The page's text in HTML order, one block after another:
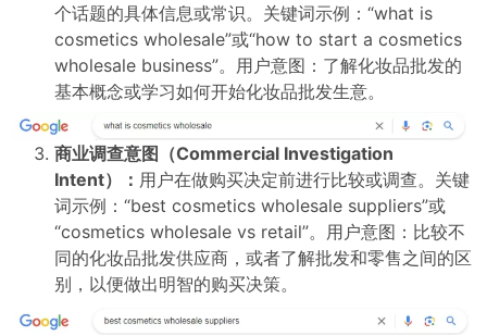
个话题的具体信息或常识。关键词示例：“what is
cosmetics wholesale”或“how to start a cosmetics
wholesale business”。用户意图：了解化妆品批发的
基本概念或学习如何开始化妆品批发生意。
商业调查意图（Commercial Investigation
Intent）： 用户在做购买决定前进行比较或调查。关键
词示例：“best cosmetics wholesale suppliers”或
“cosmetics wholesale vs retail”。用户意图：比较不
同的化妆品批发供应商，或者了解批发和零售之间的区
别，以便做出明智的购买决策。